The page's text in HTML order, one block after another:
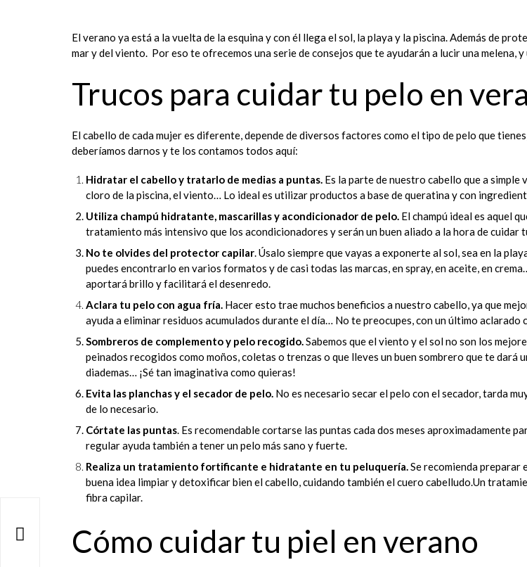
El verano ya está a la vuelta de la esquina y con él llega el sol, la playa y la piscina. Además de
mar y del viento. Por eso te ofrecemos una serie de consejos que te ayudarán a lucir una melena,
Trucos para cuidar tu pelo en
El cabello de cada mujer es diferente, depende de diversos factores como el tipo de pelo que
deberíamos darnos y te los contamos todos aquí:
Hidratar el cabello y tratarlo de medias a puntas. Es la parte de nuestro cabello que a
cloro de la piscina, el viento… Lo ideal es utilizar productos a base de queratina y con
Utiliza champú hidratante, mascarillas y acondicionador de pelo.El champú ideal es aquel
tratamiento más intensivo que los acondicionadores y serán un buen aliado a la hora de cuidar
No te olvides del protector capilar. Úsalo siempre que vayas a exponerte al sol, sea en la
puedes encontrarlo en varios formatos y de casi todas las marcas, en spray, en aceite, en
aportará brillo y facilitará el desenredo.
Aclara tu pelo con agua fría.Hacer esto trae muchos beneficios a nuestro cabello, ya que
ayuda a eliminar residuos acumulados durante el día… No te preocupes, con un último aclarado
Sombreros de complemento y pelo recogido.Sabemos que el viento y el sol no son los
peinados recogidos como moños, coletas o trenzas o que lleves un buen sombrero que te dará
diademas… ¡Sé tan imaginativa como quieras!
Evita las planchas y el secador de pelo.No es necesario secar el pelo con el secador, tarda
de lo necesario.
Córtate las puntas. Es recomendable cortarse las puntas cada dos meses aproximadamente
regular ayuda también a tener un pelo más sano y fuerte.
Realiza un tratamiento fortificante e hidratante en tu peluquería.Se recomienda preparar
buena idea limpiar y detoxificar bien el cabello, cuidando también el cuero cabelludo.Un
fibra capilar.
Cómo cuidar tu piel en verano
